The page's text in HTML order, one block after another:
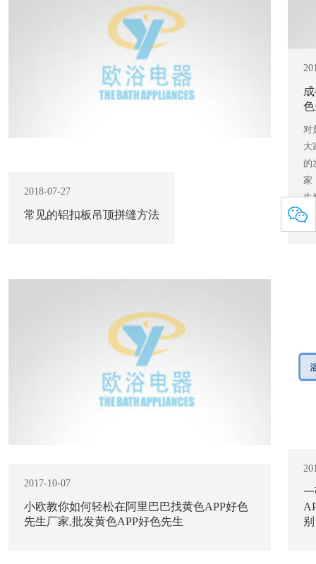
2018-07-27
常见的铝扣板吊顶拼缝方法
色
对
大
的
家
生
地
2017-10-07
小欧教你如何轻松在阿里巴巴找黄色APP好色
先生厂家,批发黄色APP好色先生
一
别